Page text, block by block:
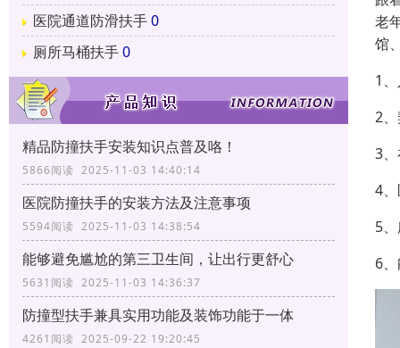
医院通道防滑扶手0
厕所马桶扶手0
精品防撞扶手安装知识点普及咯！
5866阅读 2025-11-03 14:40:14
医院防撞扶手的安装方法及注意事项
5594阅读 2025-11-03 14:38:54
能够避免尴尬的第三卫生间，让出行更舒心
5631阅读 2025-11-03 14:36:37
防撞型扶手兼具实用功能及装饰功能于一体
4261阅读 2025-09-22 19:20:45
老
馆
1
2
3
4
5
6